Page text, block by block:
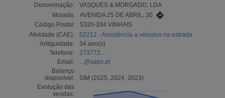
Denominação:
VASQUES & MORGADO, LDA
Morada:
AVENIDA 25 DE ABRIL, 30
Código Postal:
5320-334 VINHAIS
Atividade (CAE):
52212 - Assistência a veículos na estrada
Antiguidade:
34 ano(s)
Telefone:
273772...
Email:
...@sapo.pt
Balanço
disponível:
SIM (2025, 2024, 2023)
Evolução das
vendas: